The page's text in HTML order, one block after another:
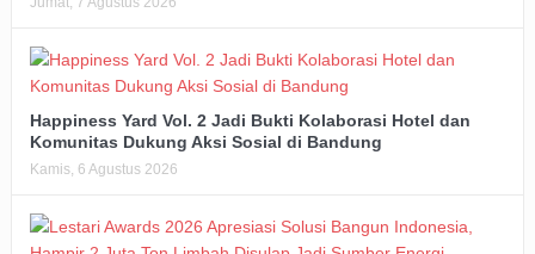
Happiness Yard Vol. 2 Jadi Bukti Kolaborasi Hotel dan
Komunitas Dukung Aksi Sosial di Bandung
Kamis, 6 Agustus 2026